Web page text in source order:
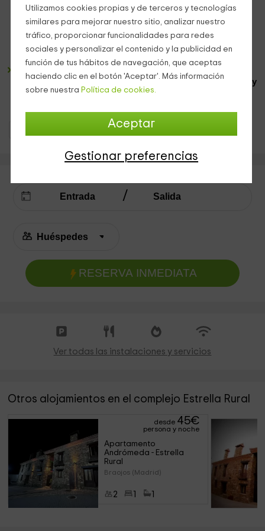
Utilizamos cookies propias y de terceros y tecnologías
similares para mejorar nuestro sitio, analizar nuestro
tráfico, proporcionar funcionalidades para redes
sociales y personalizar el contenido y la publicidad en
función de tus hábitos de navegación, que aceptas
haciendo clic en el botón 'Aceptar'. Más información
sobre nuestra Política de cookies.
Aceptar
Gestionar preferencias
de la intimidad. La habitación presenta elegancia
debido a los colores elegidos para sus paredes que
combinan con el mobiliario en el que se hacen hueco las
mesillas de noche
, en el que los inquilinos
podrán guardar todo su equipaje.
productos de aseo corporal básicos y
las toallas. Además, cuenta con un
Apartamentos Braojos
RESERVA INMEDIATA
Ver todas las instalaciones y servicios
Otros alojamientos en el complejo Estrella Rural
desde 45€
persona y noche
Apartamento
Andrómeda - Estrella
Rural
Braojos (Madrid)
2